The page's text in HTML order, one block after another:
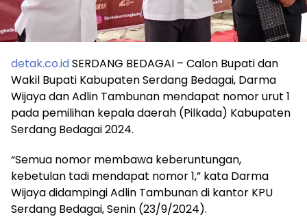
detak.co.idSERDANG BEDAGAI – Calon Bupati dan
Wakil Bupati Kabupaten Serdang Bedagai, Darma
Wijaya dan Adlin Tambunan mendapat nomor urut 1
pada pemilihan kepala daerah (Pilkada) Kabupaten
Serdang Bedagai 2024.
“Semua nomor membawa keberuntungan,
kebetulan tadi mendapat nomor 1,” kata Darma
Wijaya didampingi Adlin Tambunan di kantor KPU
Serdang Bedagai, Senin (23/9/2024).